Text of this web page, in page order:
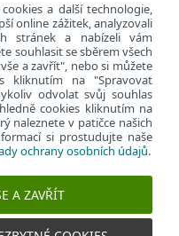
1037/49
a další technologie,
online zážitek, analyzovali
stránek a nabízeli vám
souhlasit se sběrem všech
a zavřít", nebo si můžete
kliknutím na "Spravovat
odvolat svůj souhlas
cookies kliknutím na
naleznete v patičce našich
si prostudujte naše
ochrany osobních údajů.
A ZAVŘÍT